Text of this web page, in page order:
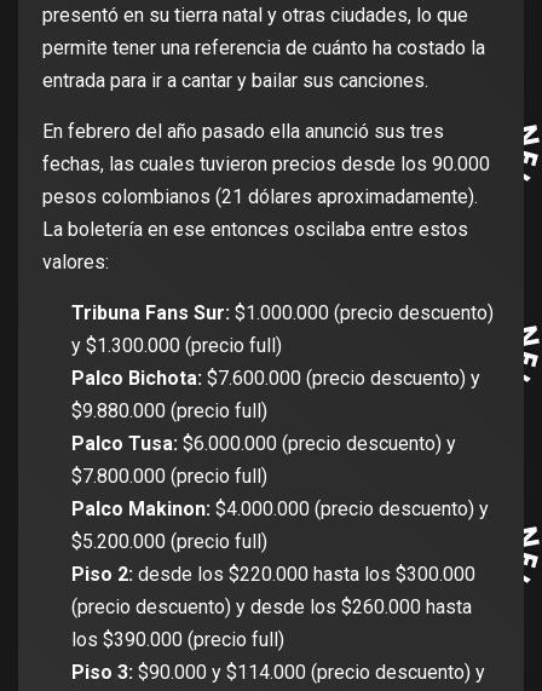
presentó en su tierra natal y otras ciudades, lo que
permite tener una referencia de cuánto ha costado la
entrada para ir a cantar y bailar sus canciones.
En febrero del año pasado ella anunció sus tres
fechas, las cuales tuvieron precios desde los 90.000
pesos colombianos (21 dólares aproximadamente).
La boletería en ese entonces oscilaba entre estos
valores:
Tribuna Fans Sur: $1.000.000 (precio descuento)
y $1.300.000 (precio full)
Palco Bichota: $7.600.000 (precio descuento) y
$9.880.000 (precio full)
Palco Tusa: $6.000.000 (precio descuento) y
$7.800.000 (precio full)
Palco Makinon: $4.000.000 (precio descuento) y
$5.200.000 (precio full)
Piso 2: desde los $220.000 hasta los $300.000
(precio descuento) y desde los $260.000 hasta
los $390.000 (precio full)
Piso 3: $90.000 y $114.000 (precio descuento) y